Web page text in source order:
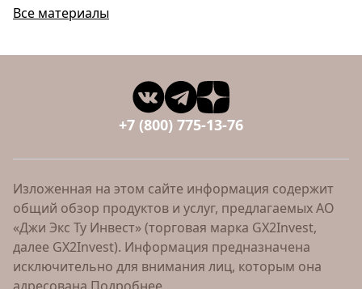
Все материалы
+7 (800) 775-13-76
Изложенная на этом сайте информация содержит
общий обзор продуктов и услуг, предлагаемых АО
«Джи Экс Ту Инвест» (торговая марка GX2Invest,
далее GX2Invest). Информация предназначена
исключительно для внимания лиц, которым она